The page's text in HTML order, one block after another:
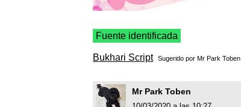
Fuente identificada
Bukhari Script Sugerido por Mr Park Toben
Mr Park Toben